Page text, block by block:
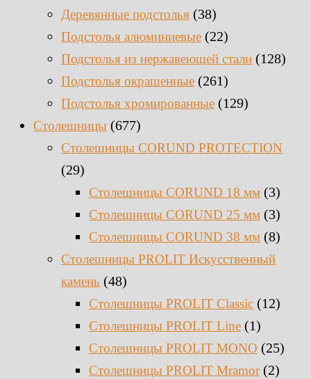
Деревянные подстолья (38)
Подстолья алюминиевые (22)
Подстолья из нержавеющей стали (128)
Подстолья окрашенные (261)
Подстолья хромированные (129)
Столешницы (677)
Столешницы CORUND PROTECTION
(29)
Столешницы CORUND 18 мм (3)
Столешницы CORUND 25 мм (3)
Столешницы CORUND 38 мм (8)
Столешницы PROLIT Искусственный
камень (48)
Столешницы PROLIT Classic (12)
Столешницы PROLIT Line (1)
Столешницы PROLIT MONO (25)
Столешницы PROLIT Mramor (2)